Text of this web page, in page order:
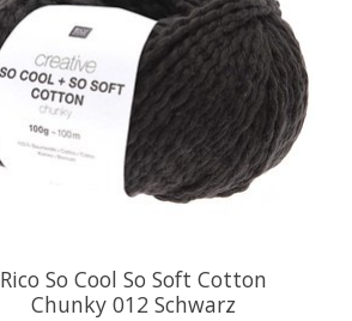
Rico So Cool So Soft Cotton
Chunky 012 Schwarz